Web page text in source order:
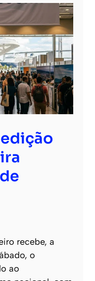
recebe, a
o
ao